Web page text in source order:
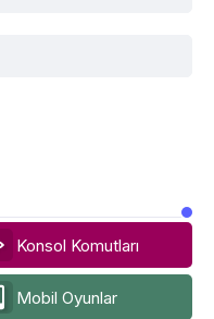
Konsol Komutları
Mobil Oyunlar